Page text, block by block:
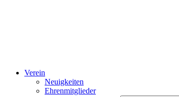
Verein
Neuigkeiten
Ehrenmitglieder